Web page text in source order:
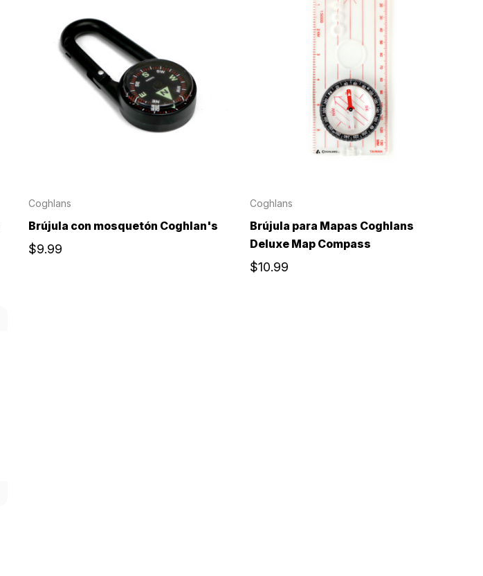
Coghlans
Brújula con mosquetón Coghlan's
$9.99
Coghlans
Brújula para Mapas Coghlans
Deluxe Map Compass
$10.99